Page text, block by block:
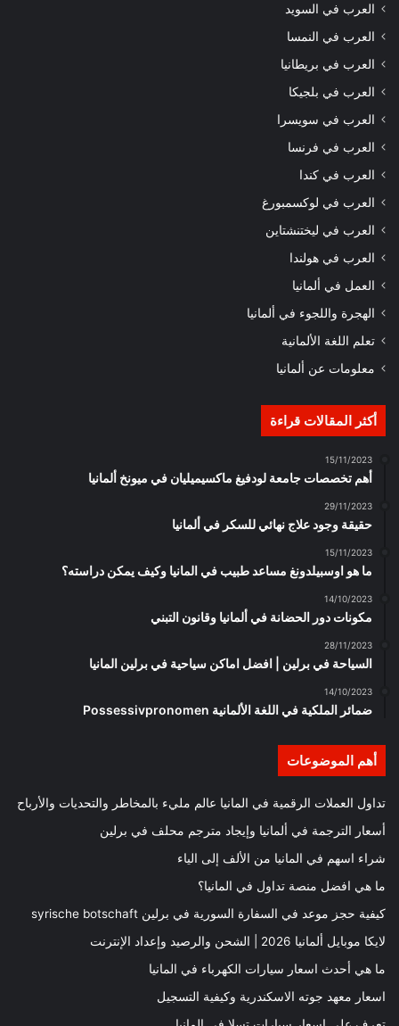
العرب في السويد
العرب في النمسا
العرب في بريطانيا
العرب في بلجيكا
العرب في سويسرا
العرب في فرنسا
العرب في كندا
العرب في لوكسمبورغ
العرب في ليختنشتاين
العرب في هولندا
العمل في ألمانيا
الهجرة واللجوء في ألمانيا
تعلم اللغة الألمانية
معلومات عن ألمانيا
أكثر المقالات قراءة
15/11/2023
أهم تخصصات جامعة لودفيغ ماكسيميليان في ميونخ ألمانيا
29/11/2023
حقيقة وجود علاج نهائي للسكر في ألمانيا
15/11/2023
ما هو اوسبيلدونغ مساعد طبيب في المانيا وكيف يمكن دراسته؟
14/10/2023
مكونات دور الحضانة في ألمانيا وقانون التبني
28/11/2023
السياحة في برلين | افضل اماكن سياحية في برلين المانيا
14/10/2023
ضمائر الملكية في اللغة الألمانية Possessivpronomen
أهم الموضوعات
تداول العملات الرقمية في المانيا عالم مليء بالمخاطر والتحديات والأرباح
أسعار الترجمة في ألمانيا وإيجاد مترجم محلف في برلين
شراء اسهم في المانيا من الألف إلى الياء
ما هي افضل منصة تداول في المانيا؟
كيفية حجز موعد في السفارة السورية في برلين syrische botschaft
لايكا موبايل ألمانيا 2026 | الشحن والرصيد وإعداد الإنترنت
ما هي أحدث اسعار سيارات الكهرباء في المانيا
اسعار معهد جوته الاسكندرية وكيفية التسجيل